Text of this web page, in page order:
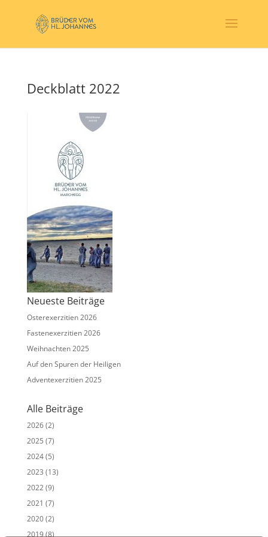
Deckblatt 2022
Neueste Beiträge
Osterexerzitien 2026
Fastenexerzitien 2026
Weihnachten 2025
Auf den Spuren der Heiligen
Adventexerzitien 2025
Alle Beiträge
2026(2)
2025 (7)
2024(5)
2023 (13)
2022(9)
2021 (7)
2020(2)
2019(8)